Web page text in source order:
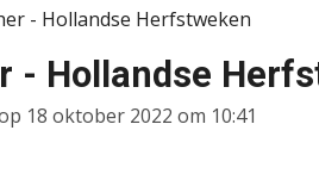
- Hollandse Herfstweken
- Hollandse
18 oktober 2022 om 10:41